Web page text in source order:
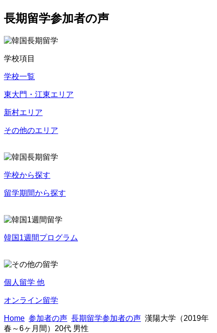
長期留学参加者の声
学校項目
学校一覧
東大門・江東エリア
新村エリア
その他のエリア
学校から探す
留学期間から探す
韓国1週間プログラム
個人留学 他
オンライン留学
Home 参加者の声 長期留学参加者の声 漢陽大学（2019年
春～6ヶ月間）20代 男性